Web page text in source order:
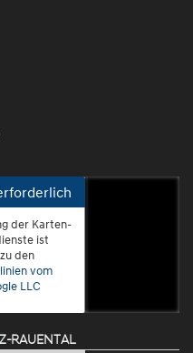
Güls
der Karten-
ist
den
vom
LLC
RAUENTAL